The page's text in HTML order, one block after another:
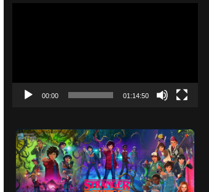
00:00 01:14:50